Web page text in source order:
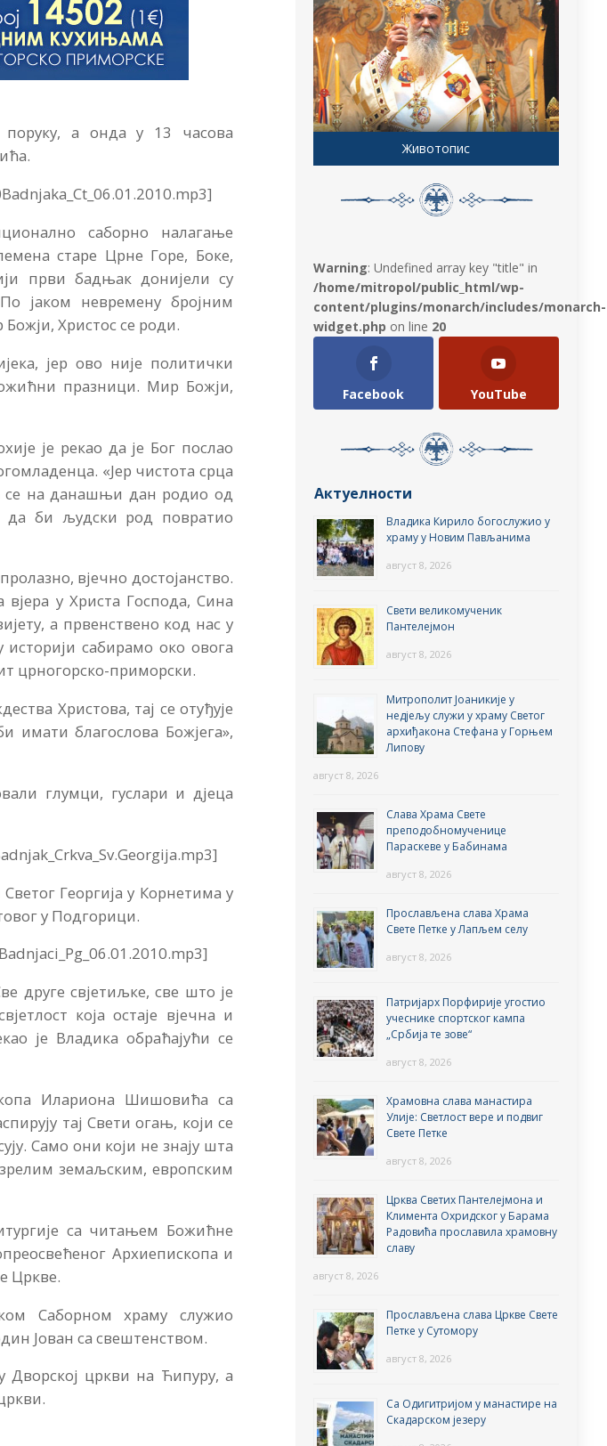
поруку, а онда у 13 часова
саборно налагање
старе Црне Горе, Боке,
први бадњак донијели су
јаком невремену бројним
Христос се роди.
јер ово није политички
празници. Мир Божји,
је рекао да је Бог послао
«Јер чистота срца
се на данашњи дан родио од
да би људски род повратио
вјечно достојанство.
у Христа Господа, Сина
а првенствено код нас у
сабирамо око овога
црногорско-приморски.
Христова, тај се отуђује
имати благослова Божјега»,
глумци, гуслари и дјеца
Георгија у Корнетима у
у Подгорици.
друге свјетиљке, све што је
која остаје вјечна и
је Владика обраћајући се
Илариона Шишовића са
тај Свети огањ, који се
Само они који не знају шта
земаљским, европским
са читањем Божићне
Архиепископа и
Цркве.
Саборном храму служио
Јован са свештенством.
Дворској цркви на Ћипуру, а
Животопис
Warning: Undefined array key "title" in
/home/mitropol/public_html/wp-
content/plugins/monarch/includes/monarch-
widget.php on line 20
Facebook YouTube
Актуелности
Владика Кирило богослужио у
храму у Новим Пављанима
август 8, 2026
Свети великомученик
Пантелејмон
август 8, 2026
Митрополит Јоаникије у
недјељу служи у храму Светог
архиђакона Стефана у Горњем
Липову
август 8, 2026
Слава Храма Свете
преподобномученице
Параскеве у Бабинама
август 8, 2026
Прослављена слава Храма
Свете Петке у Лапљем селу
август 8, 2026
Патријарх Порфирије угостио
учеснике спортског кампа
„Србија те зове“
август 8, 2026
Храмовна слава манастира
Улије: Светлост вере и подвиг
Свете Петке
август 8, 2026
Црква Светих Пантелејмона и
Климента Охридског у Барама
Радовића прославила храмовну
славу
август 8, 2026
Прослављена слава Цркве Свете
Петке у Сутомору
август 8, 2026
Са Одигитријом у манастире на
Скадарском језеру